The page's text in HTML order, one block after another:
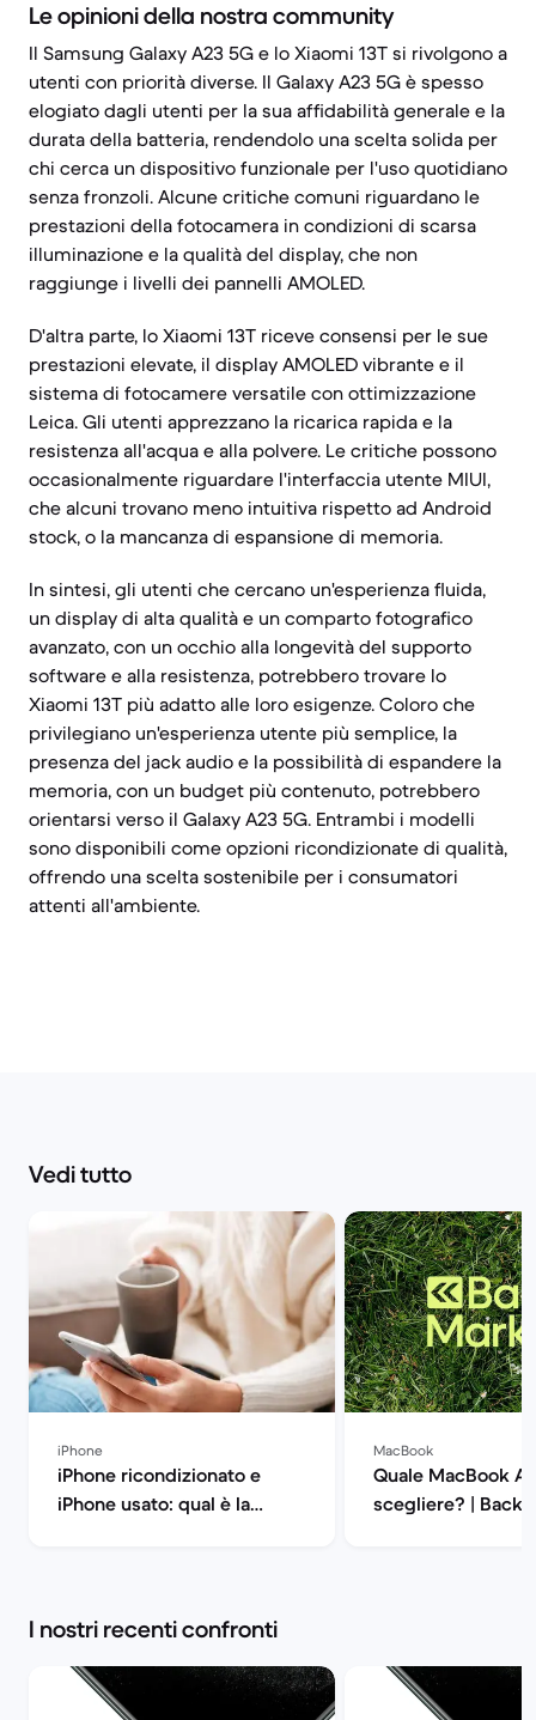
Le opinioni della nostra community
Il Samsung Galaxy A23 5G e lo Xiaomi 13T si rivolgono a
utenti con priorità diverse. Il Galaxy A23 5G è spesso
elogiato dagli utenti per la sua affidabilità generale e la
durata della batteria, rendendolo una scelta solida per
chi cerca un dispositivo funzionale per l'uso quotidiano
senza fronzoli. Alcune critiche comuni riguardano le
prestazioni della fotocamera in condizioni di scarsa
illuminazione e la qualità del display, che non
raggiunge i livelli dei pannelli AMOLED.
D'altra parte, lo Xiaomi 13T riceve consensi per le sue
prestazioni elevate, il display AMOLED vibrante e il
sistema di fotocamere versatile con ottimizzazione
Leica. Gli utenti apprezzano la ricarica rapida e la
resistenza all'acqua e alla polvere. Le critiche possono
occasionalmente riguardare l'interfaccia utente MIUI,
che alcuni trovano meno intuitiva rispetto ad Android
stock, o la mancanza di espansione di memoria.
In sintesi, gli utenti che cercano un'esperienza fluida,
un display di alta qualità e un comparto fotografico
avanzato, con un occhio alla longevità del supporto
software e alla resistenza, potrebbero trovare lo
Xiaomi 13T più adatto alle loro esigenze. Coloro che
privilegiano un'esperienza utente più semplice, la
presenza del jack audio e la possibilità di espandere la
memoria, con un budget più contenuto, potrebbero
orientarsi verso il Galaxy A23 5G. Entrambi i modelli
sono disponibili come opzioni ricondizionate di qualità,
offrendo una scelta sostenibile per i consumatori
attenti all'ambiente.
Vedi tutto
iPhone
iPhone ricondizionato e
iPhone usato: qual è la
MacBook
Quale MacBook
scegliere? | Back
I nostri recenti confronti